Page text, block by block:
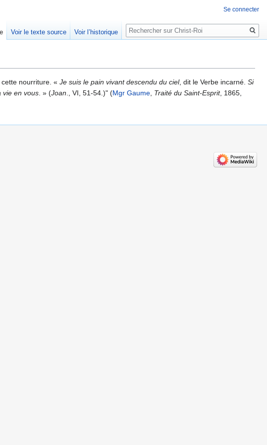
nourriture. « Je suis le pain vivant descendu du ciel, dit le Verbe incarné. Si
vie en vous. » (Joan., VI, 51-54.)" (Mgr Gaume, Traité du Saint-Esprit, 1865,
Se connecter
Voir le texte source Voir l’historique
Rechercher